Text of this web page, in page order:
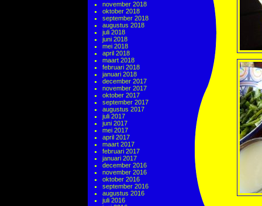
november 2018
oktober 2018
september 2018
augustus 2018
juli 2018
juni 2018
mei 2018
april 2018
maart 2018
februari 2018
januari 2018
december 2017
november 2017
oktober 2017
september 2017
augustus 2017
juli 2017
juni 2017
mei 2017
april 2017
maart 2017
februari 2017
januari 2017
december 2016
november 2016
oktober 2016
september 2016
augustus 2016
juli 2016